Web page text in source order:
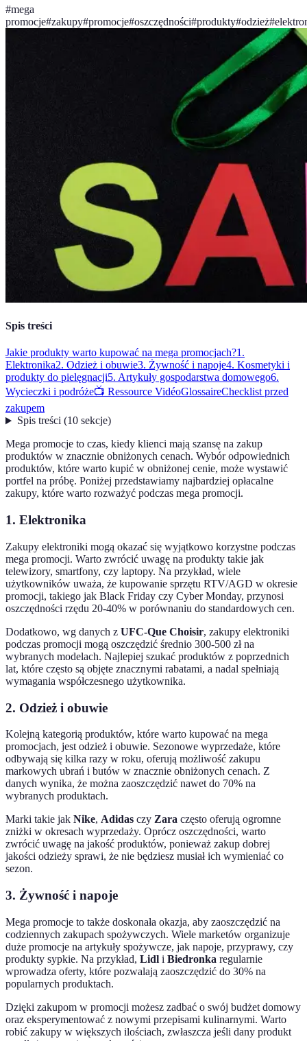
#mega
promocje#zakupy#promocje#oszczędności#produkty#odzież#
Spis treści
Jakie produkty warto kupować na mega promocjach?1.
Elektronika2. Odzież i obuwie3. Żywność i napoje4. Kosmetyki i
produkty do pielęgnacji5. Artykuły gospodarstwa domowego6.
Wycieczki i podróże📺 Ressource VidéoGlossaireChecklist przed
zakupem
Spis treści(10 sekcje)
Mega promocje to czas, kiedy klienci mają szansę na zakup
produktów w znacznie obniżonych cenach. Wybór odpowiednich
produktów, które warto kupić w obniżonej cenie, może wystawić
portfel na próbę. Poniżej przedstawiamy najbardziej opłacalne
zakupy, które warto rozważyć podczas mega promocji.
1. Elektronika
Zakupy elektroniki mogą okazać się wyjątkowo korzystne podczas
mega promocji. Warto zwrócić uwagę na produkty takie jak
telewizory, smartfony, czy laptopy. Na przykład, wiele
użytkowników uważa, że kupowanie sprzętu RTV/AGD w okresie
promocji, takiego jak Black Friday czy Cyber Monday, przynosi
oszczędności rzędu 20-40% w porównaniu do standardowych cen.
Dodatkowo, wg danych z UFC-Que Choisir, zakupy elektroniki
podczas promocji mogą oszczędzić średnio 300-500 zł na
wybranych modelach. Najlepiej szukać produktów z poprzednich
lat, które często są objęte znacznymi rabatami, a nadal spełniają
wymagania współczesnego użytkownika.
2. Odzież i obuwie
Kolejną kategorią produktów, które warto kupować na mega
promocjach, jest odzież i obuwie. Sezonowe wyprzedaże, które
odbywają się kilka razy w roku, oferują możliwość zakupu
markowych ubrań i butów w znacznie obniżonych cenach. Z
danych wynika, że można zaoszczędzić nawet do 70% na
wybranych produktach.
Marki takie jak Nike, Adidas czy Zara często oferują ogromne
zniżki w okresach wyprzedaży. Oprócz oszczędności, warto
zwrócić uwagę na jakość produktów, ponieważ zakup dobrej
jakości odzieży sprawi, że nie będziesz musiał ich wymieniać co
sezon.
3. Żywność i napoje
Mega promocje to także doskonała okazja, aby zaoszczędzić na
codziennych zakupach spożywczych. Wiele marketów organizuje
duże promocje na artykuły spożywcze, jak napoje, przyprawy, czy
produkty sypkie. Na przykład, Lidl i Biedronka regularnie
wprowadza oferty, które pozwalają zaoszczędzić do 30% na
popularnych produktach.
Dzięki zakupom w promocji możesz zadbać o swój budżet domowy
oraz eksperymentować z nowymi przepisami kulinarnymi. Warto
robić zakupy w większych ilościach, zwłaszcza jeśli dany produkt